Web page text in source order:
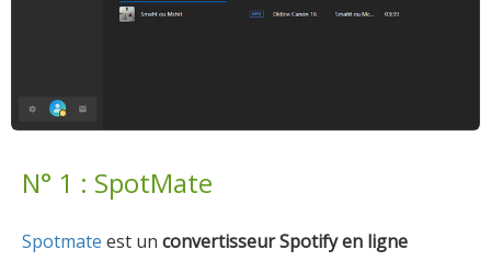
N° 1 : SpotMate
Spotmate est un convertisseur Spotify en ligne